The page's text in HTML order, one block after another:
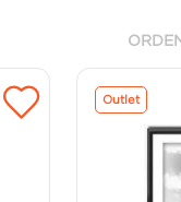
Outlet